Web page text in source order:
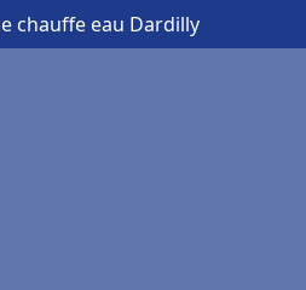
chauffe eau Dardilly